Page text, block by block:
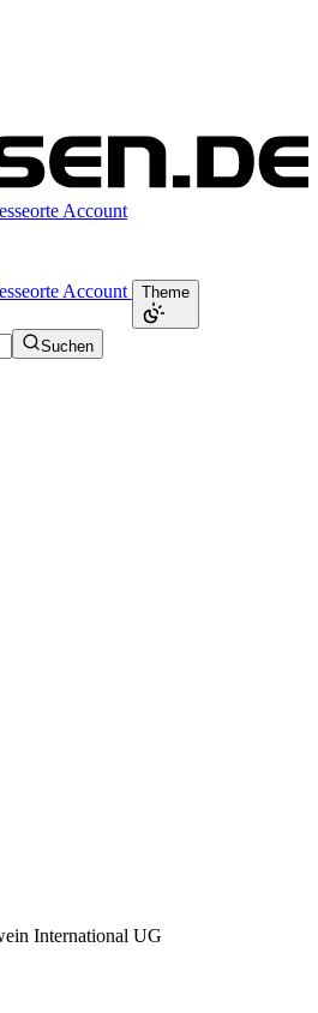
Account
Account Theme
Suchen
International UG